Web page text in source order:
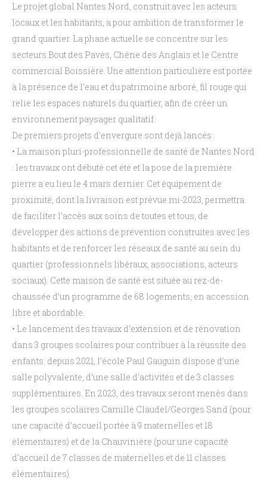
Le projet global Nantes Nord, construit avec les acteurs
locaux et les habitants, a pour ambition de transformer le
grand quartier. La phase actuelle se concentre sur les
secteurs Bout des Pavés, Chêne des Anglais et le Centre
commercial Boissière. Une attention particulière est portée
à la présence de l’eau et du patrimoine arboré, fil rouge qui
relie les espaces naturels du quartier, afin de créer un
environnement paysager qualitatif.
De premiers projets d’envergure sont déjà lancés :
• La maison pluri-professionnelle de santé de Nantes Nord
: les travaux ont débuté cet été et la pose de la première
pierre a eu lieu le 4 mars dernier. Cet équipement de
proximité, dont la livraison est prévue mi-2023, permettra
de faciliter l’accès aux soins de toutes et tous, de
développer des actions de prévention construites avec les
habitants et de renforcer les réseaux de santé au sein du
quartier (professionnels libéraux, associations, acteurs
sociaux). Cette maison de santé est située au rez-de-
chaussée d’un programme de 68 logements, en accession
libre et abordable.
• Le lancement des travaux d’extension et de rénovation
dans 3 groupes scolaires pour contribuer à la réussite des
enfants: depuis 2021, l’école Paul Gauguin dispose d’une
salle polyvalente, d’une salle d’activités et de 3 classes
supplémentaires. En 2023, des travaux seront menés dans
les groupes scolaires Camille Claudel/Georges Sand (pour
une capacité d’accueil portée à 9 maternelles et 18
élémentaires) et de la Chauvinière (pour une capacité
d’accueil de 7 classes de maternelles et de 11 classes
élémentaires).